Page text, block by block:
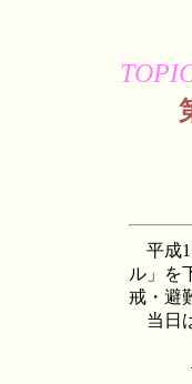
平成
ル」を
戒・避
当日